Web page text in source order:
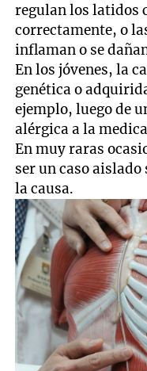
regulan los latidos
correctamente, o
inflaman o se
En los jóvenes, la
genética o
ejemplo, luego de
alérgica a la
En muy raras
ser un caso
la causa.